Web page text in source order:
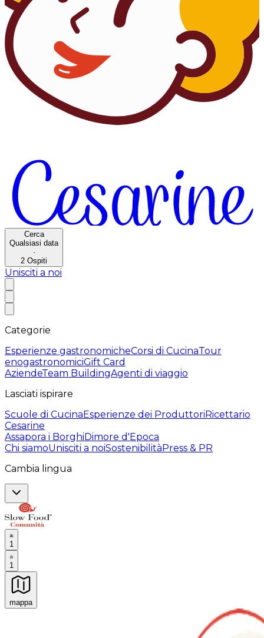
Cerca
Qualsiasi data
·
2 Ospiti
Unisciti a noi
Categorie
Esperienze gastronomicheCorsi di CucinaTour
enogastronomiciGift Card
AziendeTeam BuildingAgenti di viaggio
Lasciati ispirare
Scuole di CucinaEsperienze dei ProduttoriRicettario
Cesarine
Assapora i BorghiDimore d'Epoca
Chi siamoUnisciti a noiSostenibilitàPress & PR
Cambia lingua
1
1
mappa
Esperienze culinarie indimenticabili: Esperienze